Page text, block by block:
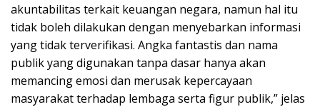
akuntabilitas terkait keuangan negara, namun hal itu
tidak boleh dilakukan dengan menyebarkan informasi
yang tidak terverifikasi. Angka fantastis dan nama
publik yang digunakan tanpa dasar hanya akan
memancing emosi dan merusak kepercayaan
masyarakat terhadap lembaga serta figur publik,” jelas